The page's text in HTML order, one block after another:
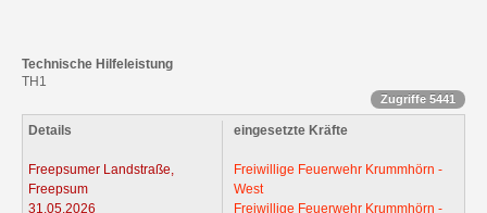
Technische Hilfeleistung
TH1
Zugriffe 5441
Details
Freepsumer Landstraße,
Freepsum
31.05.2026
eingesetzte Kräfte
Freiwillige Feuerwehr Krummhörn -
West
Freiwillige Feuerwehr Krummhörn -